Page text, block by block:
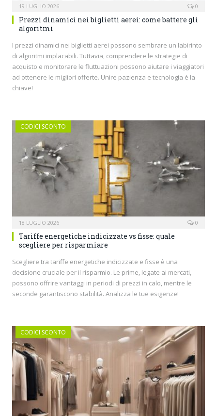
19 LUGLIO 2026 0
Prezzi dinamici nei biglietti aerei: come battere gli
algoritmi
I prezzi dinamici nei biglietti aerei possono sembrare un labirinto
di algoritmi implacabili. Tuttavia, comprendere le strategie di
acquisto e monitorare le fluttuazioni possono aiutare i viaggiatori
ad ottenere le migliori offerte. Unire pazienza e tecnologia è la
chiave!
CODICI SCONTO
18 LUGLIO 2026 0
Tariffe energetiche indicizzate vs fisse: quale
scegliere per risparmiare
Scegliere tra tariffe energetiche indicizzate e fisse è una
decisione cruciale per il risparmio. Le prime, legate ai mercati,
possono offrire vantaggi in periodi di prezzi in calo, mentre le
seconde garantiscono stabilità. Analizza le tue esigenze!
CODICI SCONTO